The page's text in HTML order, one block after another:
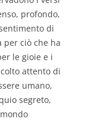
profondo,
di
per ciò che ha
le gioie e i
attento di
umano,
segreto,